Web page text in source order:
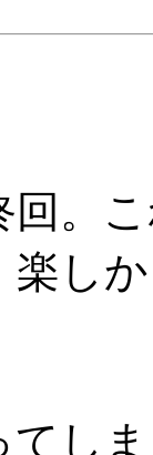
。
し
し